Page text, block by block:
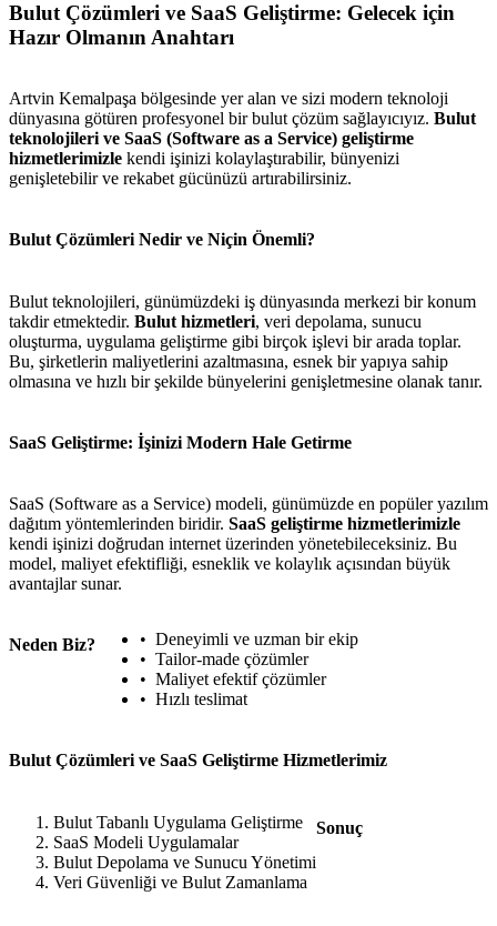
Bulut Çözümleri ve SaaS Geliştirme: Gelecek için
Hazır Olmanın Anahtarı
Artvin Kemalpaşa bölgesinde yer alan ve sizi modern teknoloji
dünyasına götüren profesyonel bir bulut çözüm sağlayıcıyız. Bulut
teknolojileri ve SaaS (Software as a Service) geliştirme
hizmetlerimizle kendi işinizi kolaylaştırabilir, bünyenizi
genişletebilir ve rekabet gücünüzü artırabilirsiniz.
Bulut Çözümleri Nedir ve Niçin Önemli?
Bulut teknolojileri, günümüzdeki iş dünyasında merkezi bir konum
takdir etmektedir. Bulut hizmetleri, veri depolama, sunucu
oluşturma, uygulama geliştirme gibi birçok işlevi bir arada toplar.
Bu, şirketlerin maliyetlerini azaltmasına, esnek bir yapıya sahip
olmasına ve hızlı bir şekilde bünyelerini genişletmesine olanak tanır.
SaaS Geliştirme: İşinizi Modern Hale Getirme
SaaS (Software as a Service) modeli, günümüzde en popüler yazılım
dağıtım yöntemlerinden biridir. SaaS geliştirme hizmetlerimizle
kendi işinizi doğrudan internet üzerinden yönetebileceksiniz. Bu
model, maliyet efektifliği, esneklik ve kolaylık açısından büyük
avantajlar sunar.
Neden Biz?
Deneyimli ve uzman bir ekip
Tailor-made çözümler
Maliyet efektif çözümler
Hızlı teslimat
Bulut Çözümleri ve SaaS Geliştirme Hizmetlerimiz
Bulut Tabanlı Uygulama Geliştirme
SaaS Modeli Uygulamalar
Bulut Depolama ve Sunucu Yönetimi
Veri Güvenliği ve Bulut Zamanlama
Sonuç